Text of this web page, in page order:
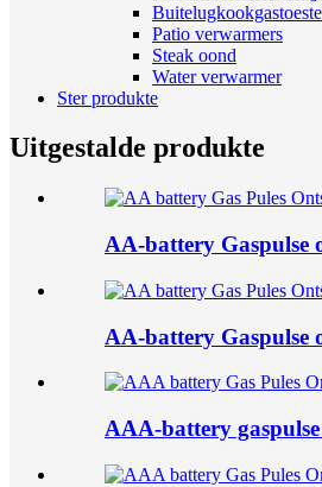
Patio verwarmers
Steak oond
Water verwarmer
Ster produkte
Uitgestalde produkte
AA-battery Gaspulse
AA-battery Gaspulse
AAA-battery